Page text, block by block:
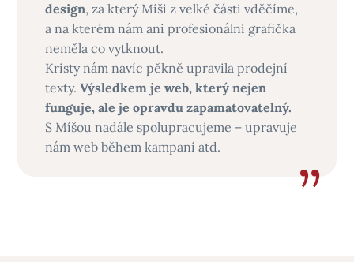
design, za který Míši z velké části vděčíme,
a na kterém nám ani profesionální grafička
neměla co vytknout.
Kristy nám navíc pěkně upravila prodejní
texty.Výsledkem je web, který nejen
funguje, ale je opravdu zapamatovatelný.
S Míšou nadále spolupracujeme – upravuje
nám web během kampaní atd.